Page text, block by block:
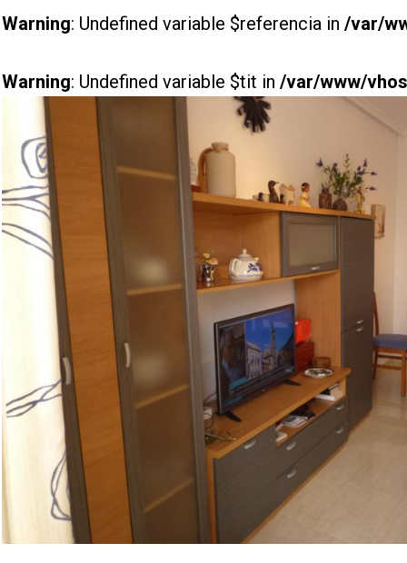
Warning: Undefined variable $referencia in /var/
Warning: Undefined variable $tit in /var/www/